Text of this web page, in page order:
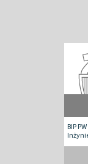
BIP PW